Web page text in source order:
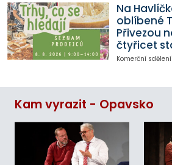
Na
oblíbené
Přivezou
čtyřicet
Komerční sdělení
Kam vyrazit - Opavsko